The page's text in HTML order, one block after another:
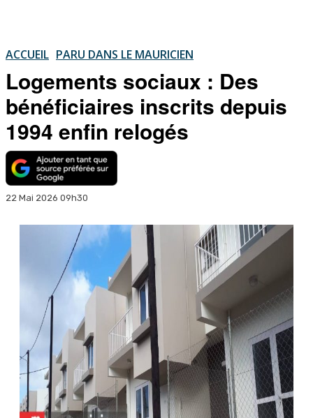
ACCUEIL PARU DANS LE MAURICIEN
Logements sociaux : Des
bénéficiaires inscrits depuis
1994 enfin relogés
22 Mai 2026 09h30